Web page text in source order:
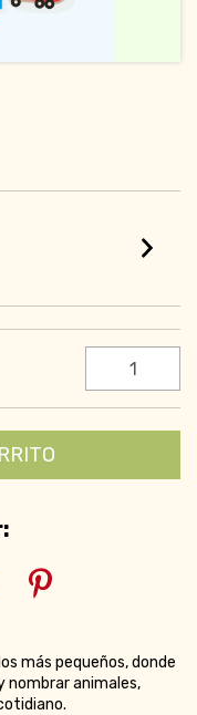
más pequeños, donde
nombrar animales,